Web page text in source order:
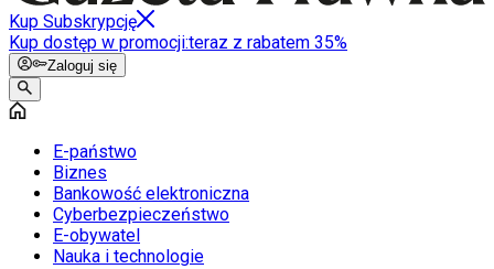
Kup Subskrypcję
Kup dostęp w promocji:teraz z rabatem 35%
Zaloguj się
E-państwo
Biznes
Bankowość elektroniczna
Cyberbezpieczeństwo
E-obywatel
Nauka i technologie